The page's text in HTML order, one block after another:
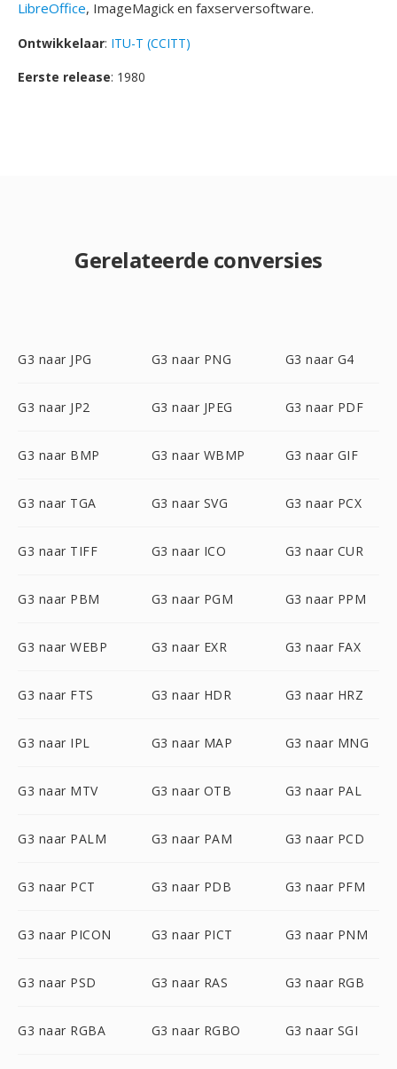
LibreOffice, ImageMagick en faxserversoftware.
Ontwikkelaar: ITU-T (CCITT)
Eerste release: 1980
Gerelateerde conversies
G3 naar JPG G3 naar PNG G3 naar G4
G3 naar JP2 G3 naar JPEG G3 naar PDF
G3 naar BMP G3 naar WBMP G3 naar GIF
G3 naar TGA G3 naar SVG G3 naar PCX
G3 naar TIFF G3 naar ICO G3 naar CUR
G3 naar PBM G3 naar PGM G3 naar PPM
G3 naar WEBP G3 naar EXR G3 naar FAX
G3 naar FTS G3 naar HDR G3 naar HRZ
G3 naar IPL G3 naar MAP G3 naar MNG
G3 naar MTV G3 naar OTB G3 naar PAL
G3 naar PALM G3 naar PAM G3 naar PCD
G3 naar PCT G3 naar PDB G3 naar PFM
G3 naar PICON G3 naar PICT G3 naar PNM
G3 naar PSD G3 naar RAS G3 naar RGB
G3 naar RGBA G3 naar RGBO G3 naar SGI